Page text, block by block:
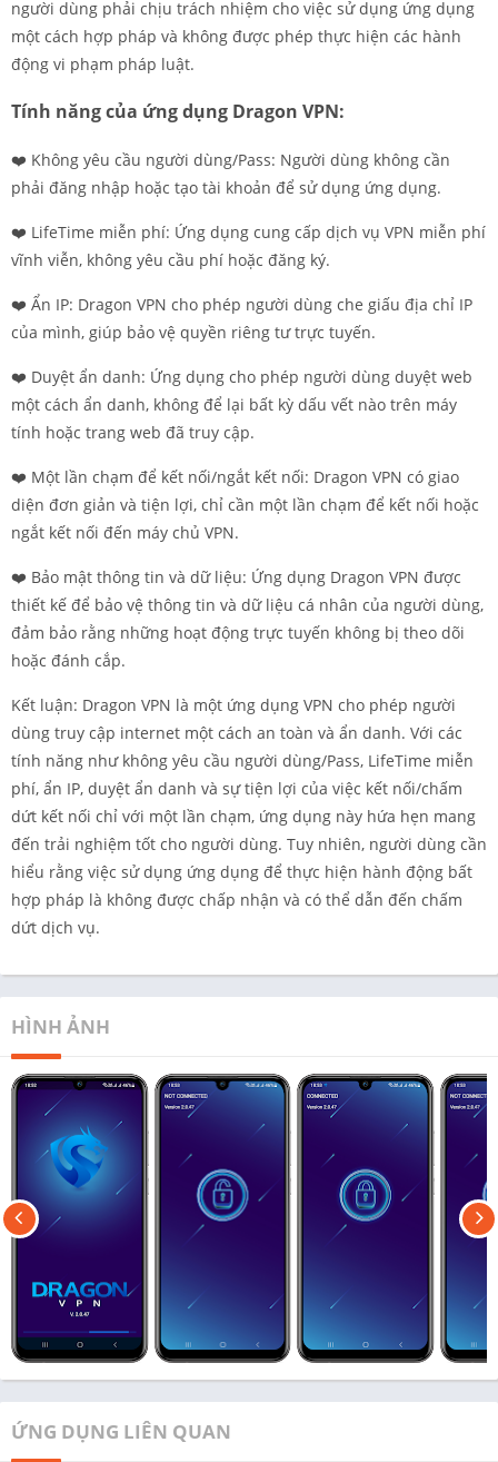
người dùng phải chịu trách nhiệm cho việc sử dụng ứng dụng
một cách hợp pháp và không được phép thực hiện các hành
động vi phạm pháp luật.
Tính năng của ứng dụng Dragon VPN:
❤️ Không yêu cầu người dùng/Pass: Người dùng không cần
phải đăng nhập hoặc tạo tài khoản để sử dụng ứng dụng.
❤️ LifeTime miễn phí: Ứng dụng cung cấp dịch vụ VPN miễn phí
vĩnh viễn, không yêu cầu phí hoặc đăng ký.
❤️ Ẩn IP: Dragon VPN cho phép người dùng che giấu địa chỉ IP
của mình, giúp bảo vệ quyền riêng tư trực tuyến.
❤️ Duyệt ẩn danh: Ứng dụng cho phép người dùng duyệt web
một cách ẩn danh, không để lại bất kỳ dấu vết nào trên máy
tính hoặc trang web đã truy cập.
❤️ Một lần chạm để kết nối/ngắt kết nối: Dragon VPN có giao
diện đơn giản và tiện lợi, chỉ cần một lần chạm để kết nối hoặc
ngắt kết nối đến máy chủ VPN.
❤️ Bảo mật thông tin và dữ liệu: Ứng dụng Dragon VPN được
thiết kế để bảo vệ thông tin và dữ liệu cá nhân của người dùng,
đảm bảo rằng những hoạt động trực tuyến không bị theo dõi
hoặc đánh cắp.
Kết luận: Dragon VPN là một ứng dụng VPN cho phép người
dùng truy cập internet một cách an toàn và ẩn danh. Với các
tính năng như không yêu cầu người dùng/Pass, LifeTime miễn
phí, ẩn IP, duyệt ẩn danh và sự tiện lợi của việc kết nối/chấm
dứt kết nối chỉ với một lần chạm, ứng dụng này hứa hẹn mang
đến trải nghiệm tốt cho người dùng. Tuy nhiên, người dùng cần
hiểu rằng việc sử dụng ứng dụng để thực hiện hành động bất
hợp pháp là không được chấp nhận và có thể dẫn đến chấm
dứt dịch vụ.
HÌNH ẢNH
ỨNG DỤNG LIÊN QUAN